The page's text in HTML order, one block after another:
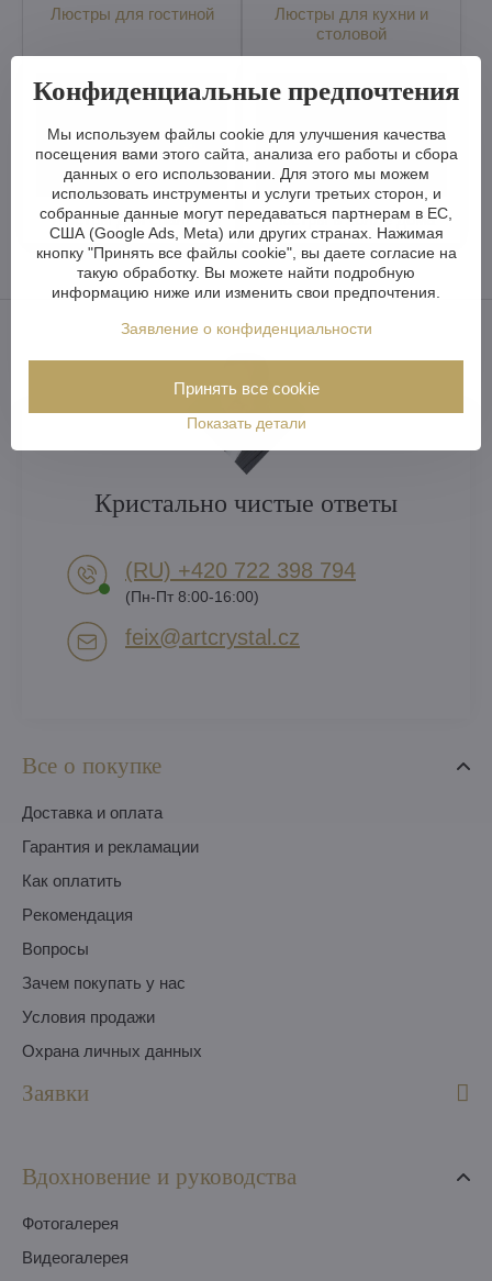
Люстры для гостиной
Люстры для кухни и
столовой
Люстры для спальни Люстры в холле дома
Все о покупке
Доставка и оплата
Гарантия и рекламации
Как оплатить
Pекомендация
Вопросы
Зачем покупать у нас
Условия продажи
Охрана личных данных
Заявки
Вдохновение и руководства
Фотогалерея
Видеогалерея
Кристально чистые ответы
(RU) +420 722 398 794​
(Пн-Пт 8:00-16:00)
feix​@artcrystal​.cz
Конфиденциальные предпочтения
Мы используем файлы cookie для улучшения качества
посещения вами этого сайта, анализа его работы и сбора
данных о его использовании. Для этого мы можем
использовать инструменты и услуги третьих сторон, и
собранные данные могут передаваться партнерам в ЕС,
США (Google Ads, Meta) или других странах. Нажимая
кнопку "Принять все файлы cookie", вы даете согласие на
такую обработку. Вы можете найти подробную
информацию ниже или изменить свои предпочтения.
Заявление о конфиденциальности
Показать детали
Принять все cookie